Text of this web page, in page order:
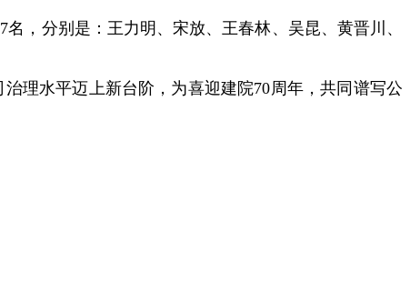
，分别是：王力明、宋放、王春林、吴昆、黄晋川、
理水平迈上新台阶，为喜迎建院70周年，共同谱写公